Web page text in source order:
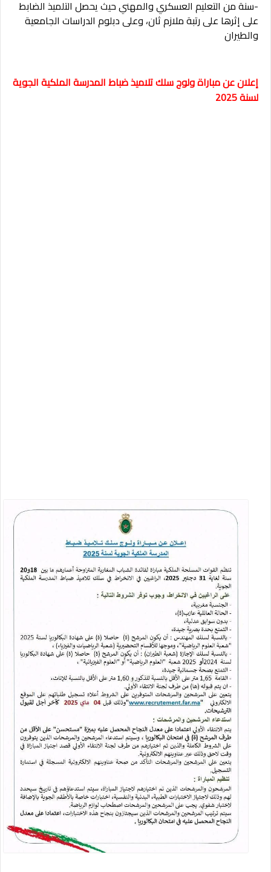
-سنة من التعليم العسكري والمهني حيث يحصل التلميذ الضابط
على إثرها على رتبة ملازم ثان، وعلى دبلوم الدراسات الجامعية
والطيران
إعلان عن مباراة ولوج سلك تلاميذ ضباط المدرسة الملكية الجوية
لسنة 2025